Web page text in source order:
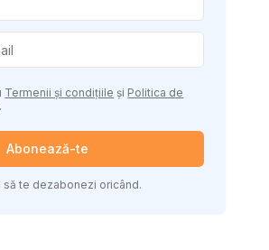
Termenii și condițiile și Politica de
.
Abonează-te
să te dezabonezi oricând.